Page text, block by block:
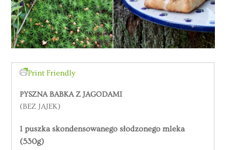
Print Friendly
PYSZNA BABKA Z JAGODAMI
(BEZ JAJEK)
1 puszka skondensowanego słodzonego mleka
(530g)